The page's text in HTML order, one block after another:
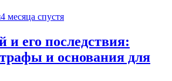
4 месяца спустя
и его последствия:
и основания для